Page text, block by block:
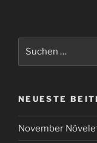
NEUESTE
November